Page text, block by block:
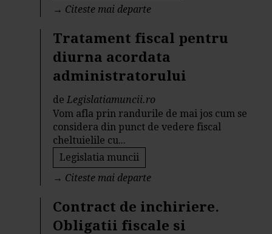
→ Citeste mai departe
Tratament fiscal pentru
diurna acordata
administratorului
deLegislatiamuncii.ro
Vom afla prin randurile de mai jos cum se
considera din punct de vedere fiscal
cheltuielile cu...
Legislatia muncii
→ Citeste mai departe
Contract de inchiriere.
Obligatii fiscale si